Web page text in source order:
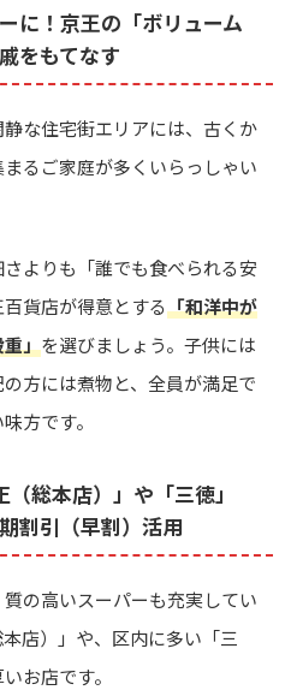
に！京王の「ボリューム
をもてなす
な住宅街エリアには、古くか
るご家庭が多くいらっしゃい
よりも「誰でも食べられる安
貨店が得意とする「和洋中が
重」を選びましょう。子供には
方には煮物と、全員が満足で
方です。
総本店）」や「三徳」
割引（早割）活用
の高いスーパーも充実してい
店）」や、区内に多い「三
お店です。